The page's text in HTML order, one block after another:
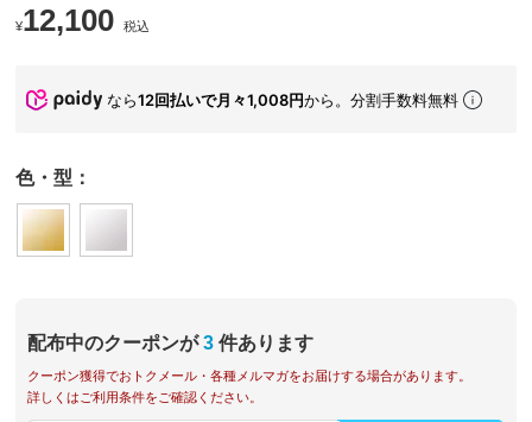
¥12,100 税込
なら12回払いで月々1,008円から。分割手数料無料
色・型：
配布中のクーポンが 3 件あります
クーポン獲得でおトクメール・各種メルマガをお届けする場合があります。
詳しくはご利用条件をご確認ください。